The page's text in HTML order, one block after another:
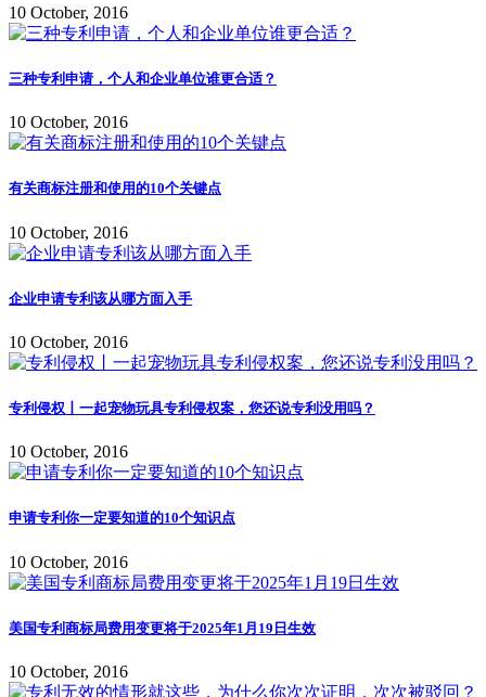
10 October, 2016
三种专利申请，个人和企业单位谁更合适？
10 October, 2016
有关商标注册和使用的10个关键点
10 October, 2016
企业申请专利该从哪方面入手
10 October, 2016
专利侵权丨一起宠物玩具专利侵权案，您还说专利没用吗？
10 October, 2016
申请专利你一定要知道的10个知识点
10 October, 2016
美国专利商标局费用变更将于2025年1月19日生效
10 October, 2016